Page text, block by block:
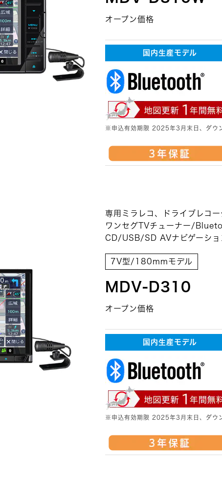
オープン価格
国内生産モデル
※申込有効期限 2025年3月末日、ダウ
専用ミラレコ、ドライブレコー
ワンセグTVチューナー/
CD/USB/SD AVナビゲーショ
7V型/180mmモデル
MDV-D310
オープン価格
国内生産モデル
※申込有効期限 2025年3月末日、ダウ